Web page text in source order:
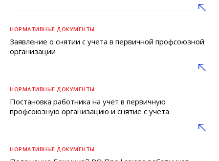
НОРМАТИВНЫЕ ДОКУМЕНТЫ
Заявление о снятии с учета в первичной профсоюзной
организации
НОРМАТИВНЫЕ ДОКУМЕНТЫ
Постановка работника на учет в первичную
профсоюзную организацию и снятие с учета
НОРМАТИВНЫЕ ДОКУМЕНТЫ